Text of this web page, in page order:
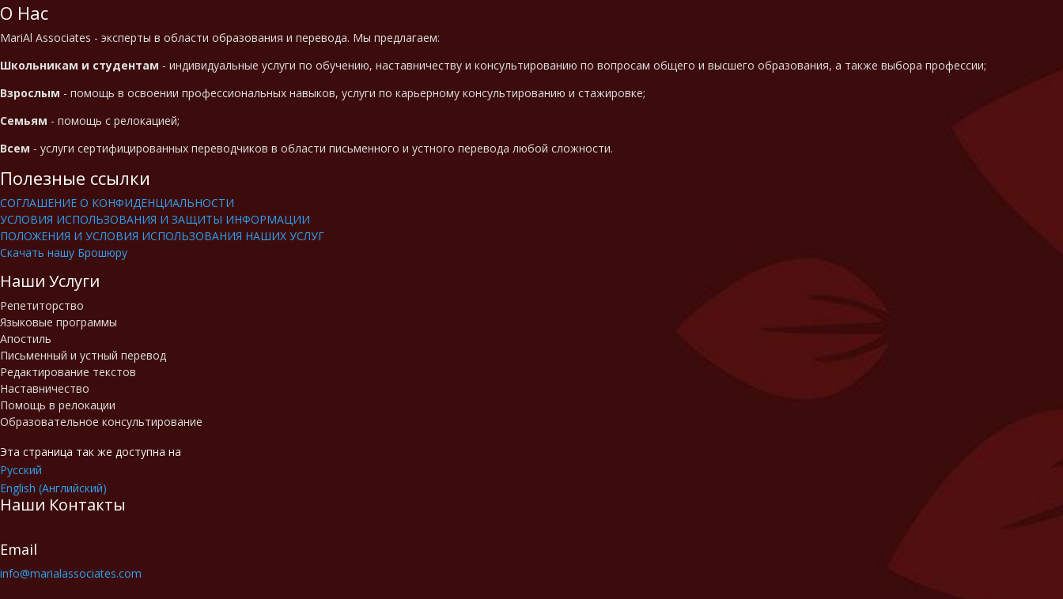
О Нас
MariAl Associates - эксперты в области образования и перевода. Мы предлагаем:
Школьникам и студентам - индивидуальные услуги по обучению, наставничеству и консультированию по вопросам общего и высшего образования, а также выбора профессии;
Взрослым - помощь в освоении профессиональных навыков, услуги по карьерному консультированию и стажировке;
Семьям - помощь с релокацией;
Всем - услуги сертифицированных переводчиков в области письменного и устного перевода любой сложности.
Полезные ссылки
СОГЛАШЕНИЕ О КОНФИДЕНЦИАЛЬНОСТИ
УСЛОВИЯ ИСПОЛЬЗОВАНИЯ И ЗАЩИТЫ ИНФОРМАЦИИ
ПОЛОЖЕНИЯ И УСЛОВИЯ ИСПОЛЬЗОВАНИЯ НАШИХ УСЛУГ
Скачать нашу Брошюру
Наши Услуги
Репетиторство
Языковые программы
Апостиль
Письменный и устный перевод
Редактирование текстов
Наставничество
Помощь в релокации
Образовательное консультирование
Эта страница так же доступна на
Русский
English (Английский)
Наши Контакты
Email
info@marialassociates.com